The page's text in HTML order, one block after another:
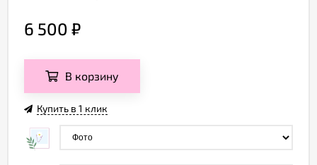
6 500 ₽
В корзину
Купить в 1 клик